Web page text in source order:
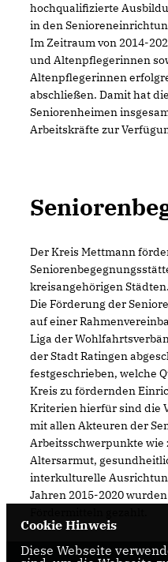
hochqualifizierte
in den
Im Zeitraum von 2014-
und Altenpflegerinnen
Altenpflegerinnen
abschließen. Damit hat
Seniorenheimen
Arbeitskräfte zur
Der Kreis Mettmann
kreisangehörigen Städten.
Die Förderung der
auf einer
Liga der
der Stadt Ratingen
festgeschrieben, welche
Kreis zu fördernden
Kriterien hierfür sind die
mit allen Akteuren der
Arbeitsschwerpunkte wie
Altersarmut,
interkulturelle
Jahren 2015-2020
Cookie Hinweis
Diese Webseite